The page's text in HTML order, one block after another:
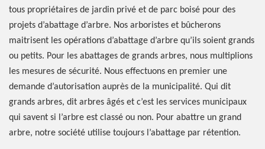
tous propriétaires de jardin privé et de parc boisé pour des
projets d’abattage d’arbre. Nos arboristes et bûcherons
maitrisent les opérations d’abattage d’arbre qu’ils soient grands
ou petits. Pour les abattages de grands arbres, nous multiplions
les mesures de sécurité. Nous effectuons en premier une
demande d’autorisation auprès de la municipalité. Qui dit
grands arbres, dit arbres âgés et c’est les services municipaux
qui savent si l’arbre est classé ou non. Pour abattre un grand
arbre, notre société utilise toujours l’abattage par rétention.